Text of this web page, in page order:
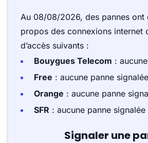
Au 08/08/2026, des pannes ont
propos des connexions internet
d’accès suivants :
Bouygues Telecom :
Free : aucune panne signalée
Orange : aucune panne
SFR : aucune panne signalée
Signaler une